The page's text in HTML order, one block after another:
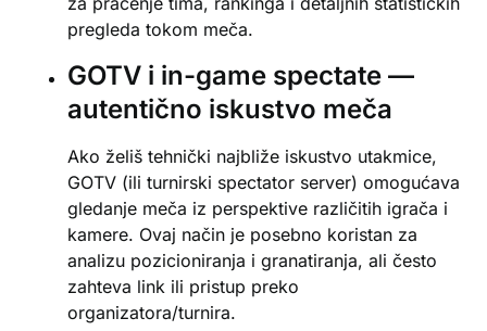
pregleda tokom meča.
GOTV i in-game spectate —
autentično iskustvo meča
Ako želiš tehnički najbliže iskustvo utakmice,
GOTV (ili turnirski spectator server) omogućava
gledanje meča iz perspektive različitih igrača i
kamere. Ovaj način je posebno koristan za
analizu pozicioniranja i granatiranja, ali često
zahteva link ili pristup preko
organizatora/turnira.